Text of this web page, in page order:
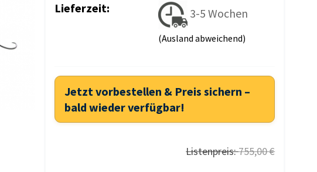
Lieferzeit: 3-5 Wochen
(Ausland abweichend)
Jetzt vorbestellen & Preis sichern –
bald wieder verfügbar!
Listenpreis:755,00 €